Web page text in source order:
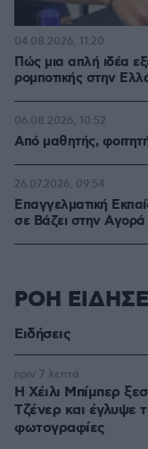
Πώς μια απλή ιδέα
ρομποτικής στην
04.08.2026, 11:20
Από μαθητής,
06.08.2026, 10:52
Επαγγελματική
σε Bάζει στην
26.07.2026, 09:54
ΡΟΗ
Ειδήσεις
Η Χέιλι Μπίμπερ
Τζένερ και έγλυψε
φωτογραφίες
πριν 7 λεπτά